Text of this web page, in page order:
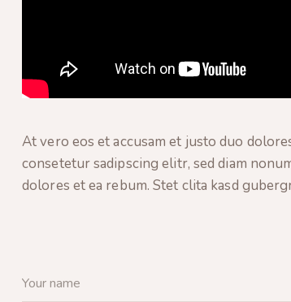
At vero eos et accusam et justo duo
consetetur sadipscing elitr, sed diam
dolores et ea rebum. Stet clita kasd